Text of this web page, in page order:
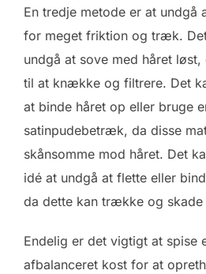
En tredje metode er at
for meget friktion og træk.
undgå at sove med håret
til at knække og filtrere. Det
at binde håret op eller bruge
satinpudebetræk, da disse
skånsomme mod håret. Det
idé at undgå at flette eller
da dette kan trække og skade
Endelig er det vigtigt at spise
afbalanceret kost for at